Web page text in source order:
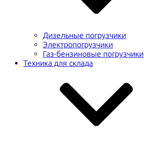
Дизельные погрузчики
Электропогрузчики
Газ-бензиновые погрузчики
Техника для склада